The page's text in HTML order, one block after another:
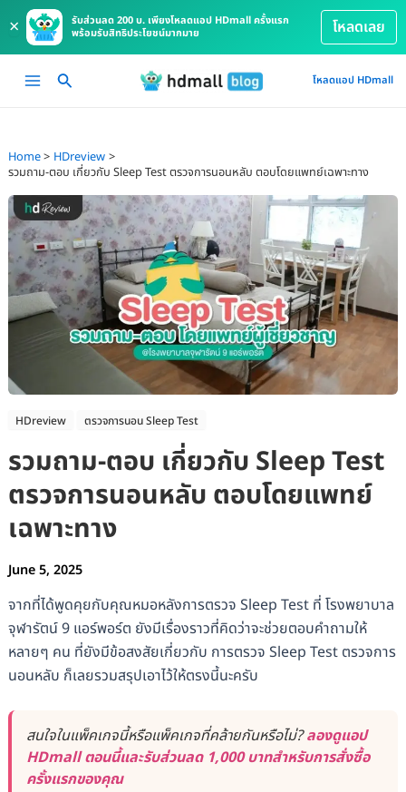
×
รับส่วนลด 200 บ. เพียงโหลดแอป HDmall ครั้งแรก
พร้อมรับสิทธิประโยชน์มากมาย
โหลดเลย
Main
โหลดแอป HDmall
Home
HDreview
รวมถาม-ตอบ เกี่ยวกับ Sleep Test ตรวจการนอนหลับ ตอบโดยแพทย์เฉพาะทาง
HDreview ตรวจการนอน Sleep Test
รวมถาม-ตอบ เกี่ยวกับ Sleep Test
ตรวจการนอนหลับ ตอบโดยแพทย์
เฉพาะทาง
June 5, 2025
จากที่ได้พูดคุยกับคุณหมอหลังการตรวจ Sleep Test ที่ โรงพยาบาล
จุฬารัตน์ 9 แอร์พอร์ต ยังมีเรื่องราวที่คิดว่าจะช่วยตอบคำถามให้
หลายๆ คน ที่ยังมีข้อสงสัยเกี่ยวกับ การตรวจ Sleep Test ตรวจการ
นอนหลับ ก็เลยรวมสรุปเอาไว้ให้ตรงนี้นะครับ
สนใจในแพ็คเกจนี้หรือแพ็คเกจที่คล้ายกันหรือไม่?ลองดูแอป
HDmall ตอนนี้และรับส่วนลด 1,000 บาทสำหรับการสั่งซื้อ
ครั้งแรกของคุณ